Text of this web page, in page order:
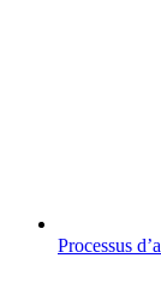
Processus